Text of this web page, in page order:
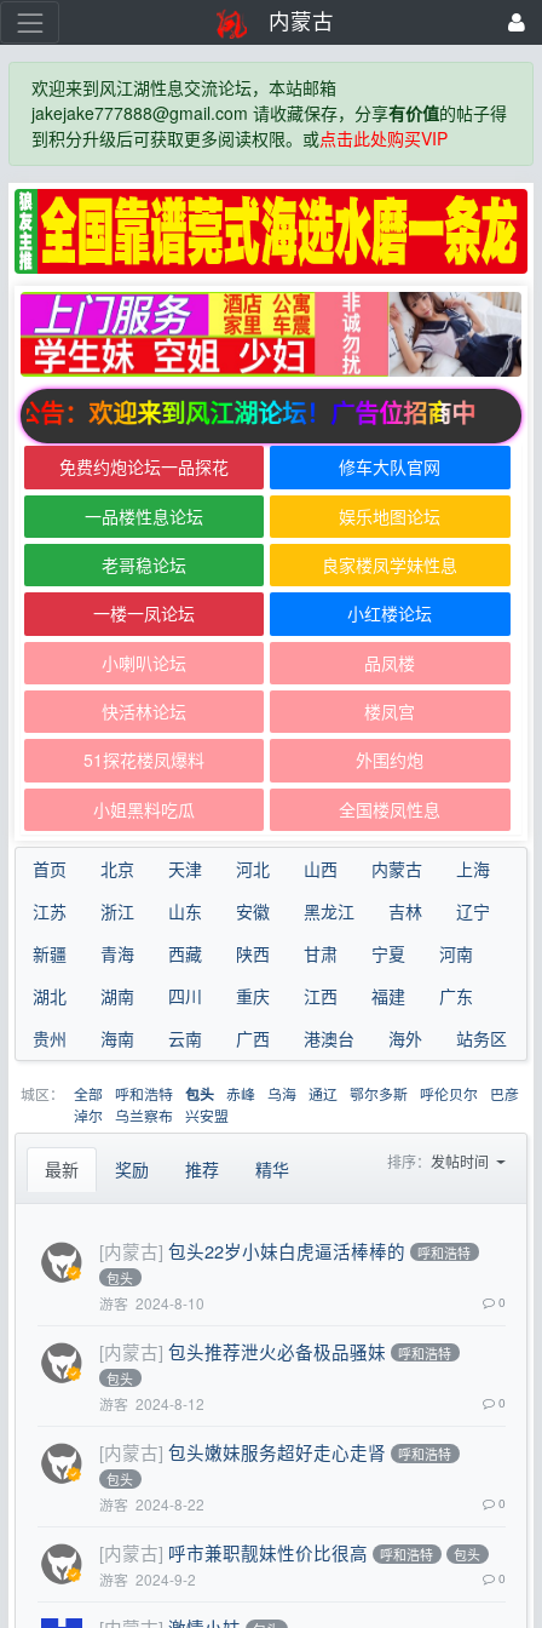
内蒙古
欢迎来到风江湖性息交流论坛，本站邮箱
jakejake777888@gmail.com 请收藏保存，分享有价值的帖子得
到积分升级后可获取更多阅读权限。或点击此处购买VIP
公告：欢迎来到风江湖论坛！广告位招商中
免费约炮论坛一品探花 修车大队官网
一品楼性息论坛 娱乐地图论坛
老哥稳论坛 良家楼凤学妹性息
一楼一凤论坛 小红楼论坛
小喇叭论坛 品凤楼
快活林论坛 楼凤宫
51探花楼凤爆料 外围约炮
小姐黑料吃瓜 全国楼凤性息
首页 北京 天津 河北 山西 内蒙古
上海
江苏
浙江 山东 安徽 黑龙江 吉林
辽宁
新疆
青海 西藏 陕西 甘肃 宁夏
河南
湖北
湖南 四川 重庆 江西 福建
广东
贵州
海南 云南 广西 港澳台 海外 站务区
城区： 全部 呼和浩特 包头 赤峰 乌海 通辽 鄂尔多斯 呼伦贝尔
巴彦
淖尔 乌兰察布 兴安盟
最新 奖励 推荐 精华 排序： 发帖时间
[内蒙古] 包头22岁小妹白虎逼活棒棒的
呼和浩特
包头
游客 2024-8-10 0
[内蒙古] 包头推荐泄火必备极品骚妹
呼和浩特
包头
游客 2024-8-12 0
[内蒙古] 包头嫩妹服务超好走心走肾
呼和浩特
包头
游客 2024-8-22 0
[内蒙古] 呼市兼职靓妹性价比很高 呼和浩特 包头
游客 2024-9-2 0